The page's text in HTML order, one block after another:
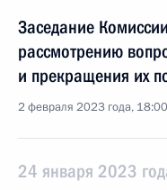
Заседание
рассмотрению
и прекращения их
2 февраля 2023 года, 18:00
24 января 2023